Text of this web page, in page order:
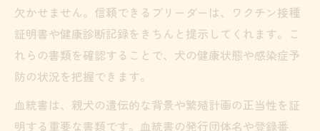
欠かせません。信頼できるブリーダーは、ワクチン接種
証明書や健康診断記録をきちんと提示してくれます。こ
れらの書類を確認することで、犬の健康状態や感染症予
防の状況を把握できます。
血統書は、親犬の遺伝的な背景や繁殖計画の正当性を証
明する重要な書類です。血統書の発行団体名や登録番